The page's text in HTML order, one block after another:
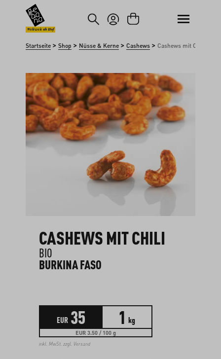
Hauptinhalt springen
Zur Suche springen
Weltweit ab Hof
Startseite > Shop > Nüsse & Kerne > Cashews > Cashews mit Chili
Bildergalerie überspringen
CASHEWS MIT CHILI
BIO
BURKINA FASO
EUR 35 1 kg
EUR 3.50 / 100 g
inkl. MwSt. zzgl. Versand